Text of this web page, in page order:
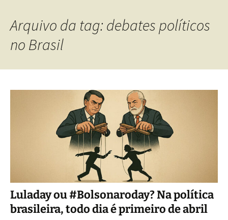
Arquivo da tag: debates políticos
no Brasil
Luladay ou #Bolsonaroday? Na política
brasileira, todo dia é primeiro de abril